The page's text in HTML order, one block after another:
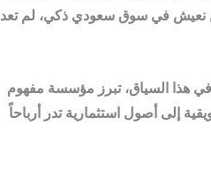
نعيش في سوق سعودي ذكي، لم تعد
هذا السياق، تبرز مؤسسة مفهوم
إلى أصول استثمارية تدر أرباحاً